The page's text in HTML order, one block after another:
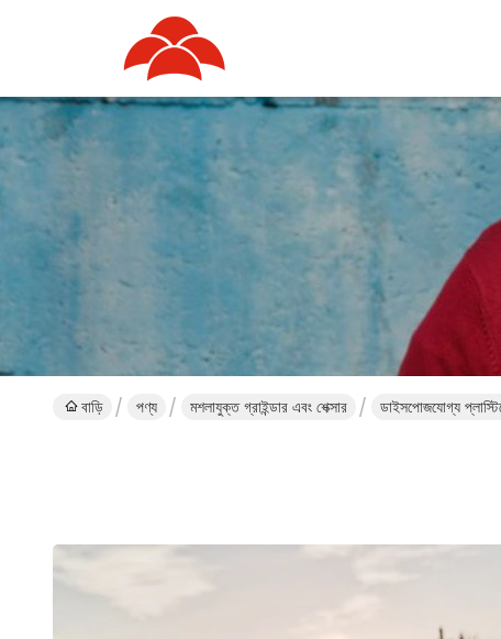
বাড়ি পণ্য মশলাযুক্ত গ্রাইন্ডার এবং শেক্সার ডাইসপোজযোগ্য